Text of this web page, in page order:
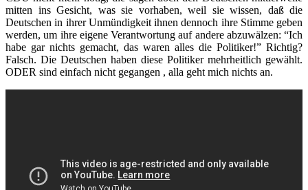
mitten ins Gesicht, was sie vorhaben, weil sie wissen, daß die
Deutschen in ihrer Unmündigkeit ihnen dennoch ihre Stimme geben
werden, um ihre eigene Verantwortung auf andere abzuwälzen: “Ich
habe gar nichts gemacht, das waren alles die Politiker!” Richtig?
Falsch. Die Deutschen haben diese Politiker mehrheitlich gewählt.
ODER sind einfach nicht gegangen , alla geht mich nichts an.